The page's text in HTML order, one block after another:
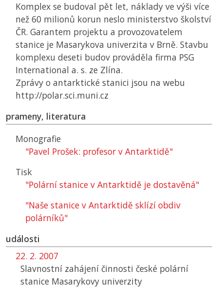
Komplex se budoval pět let, náklady ve výši více
než 60 milionů korun neslo ministerstvo školství
ČR. Garantem projektu a provozovatelem
stanice je Masarykova univerzita v Brně. Stavbu
komplexu deseti budov prováděla firma PSG
International a. s. ze Zlína.
Zprávy o antarktické stanici jsou na webu
http://polar.sci.muni.cz
prameny, literatura
Monografie
"Pavel Prošek: profesor v Antarktidě"
Tisk
"Polární stanice v Antarktidě je dostavěná"
"Naše stanice v Antarktidě sklízí obdiv
polárníků"
události
22. 2. 2007
Slavnostní zahájení činnosti české polární
stanice Masarykovy univerzity